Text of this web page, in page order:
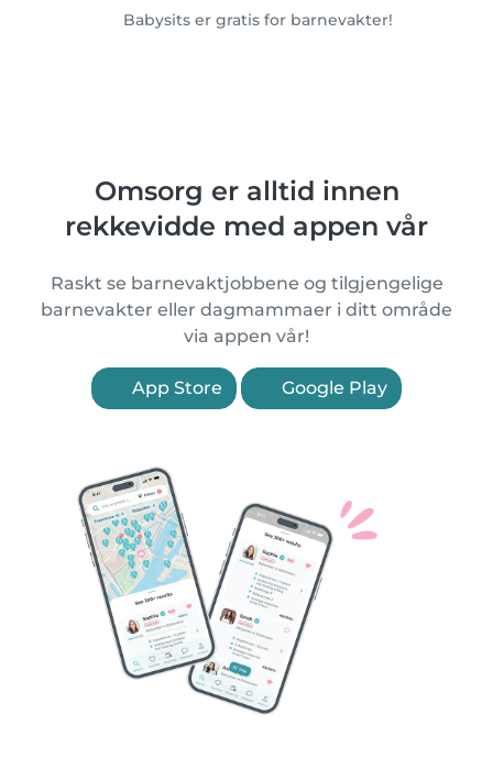
Babysits er gratis for barnevakter!
Omsorg er alltid innen
rekkevidde med appen vår
Raskt se barnevaktjobbene og tilgjengelige
barnevakter eller dagmammaer i ditt område
via appen vår!
App Store Google Play